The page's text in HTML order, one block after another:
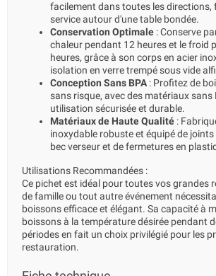
facilement dans toutes les directions,
service autour d'une table bondée.
Conservation Optimale : Conserve
chaleur pendant 12 heures et le froid
heures, grâce à son corps en acier
isolation en verre trempé sous vide
Conception Sans BPA : Profitez de
sans risque, avec des matériaux sans
utilisation sécurisée et durable.
Matériaux de Haute Qualité :
inoxydable robuste et équipé de joints
bec verseur et de fermetures en
Utilisations Recommandées :
Ce pichet est idéal pour toutes vos grandes
de famille ou tout autre événement
boissons efficace et élégant. Sa capacité à
boissons à la température désirée pendant
périodes en fait un choix privilégié pour les
restauration.